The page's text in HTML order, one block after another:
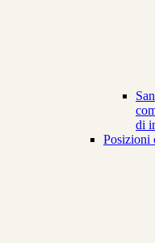
di
Posizioni